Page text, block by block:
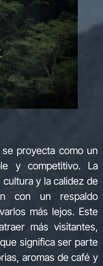
proyecta como un
y competitivo. La
y la calidez de
con un respaldo
más lejos. Este
más visitantes,
significa ser parte
aromas de café y